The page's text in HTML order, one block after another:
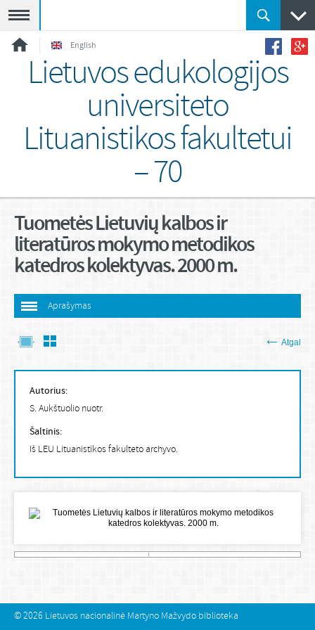
English
Lietuvos edukologijos
universiteto
Lituanistikos fakultetui
– 70
Tuometės Lietuvių kalbos ir
literatūros mokymo metodikos
katedros kolektyvas. 2000 m.
Aprašymas
Atgal
Autorius:
S. Aukštuolio nuotr.
Šaltinis:
Iš LEU Lituanistikos fakulteto archyvo.
© 2026 Lietuvos nacionalinė Martyno Mažvydo biblioteka